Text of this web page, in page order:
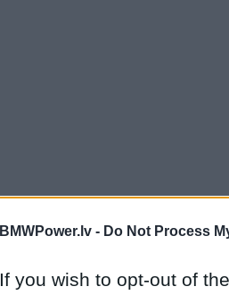
BMWPower.lv - Do Not Process
If you wish to opt-out of